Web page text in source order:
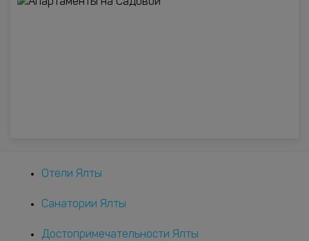
Отели Ялты
Санатории Ялты
Достопримечательности Ялты